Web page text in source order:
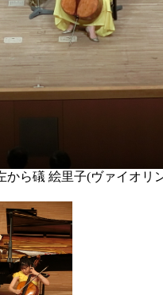
ら礒 絵里子(ヴァイオリ